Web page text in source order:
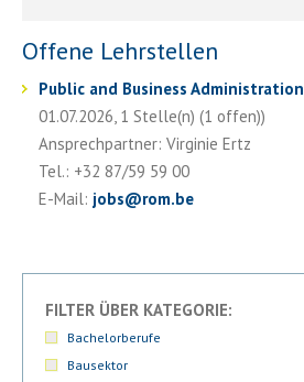
Offene Lehrstellen
Public and Business Administration
01.07.2026, 1 Stelle(n) (1 offen))
Ansprechpartner: Virginie Ertz
Tel.: +32 87/59 59 00
E-Mail: jobs@rom.be
FILTER ÜBER KATEGORIE:
Bachelorberufe
Bausektor